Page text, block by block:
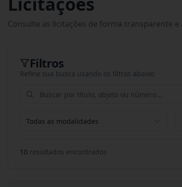
Consulte as licitações de forma transparente e
Filtros
Refine sua busca usando os filtros abaixo
Todas as modalidades
10 resultados encontrados